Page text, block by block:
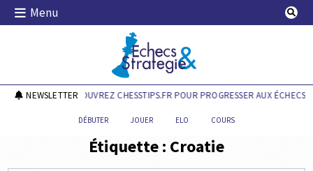
Skip
Menu
Echecs & Stratégie
NEWSLETTERDÉCOUVREZ CHESSTIPS.FR POUR PROGRESSER AUX ÉCHECS !
DÉBUTER JOUER ELO COURS
Étiquette : Croatie